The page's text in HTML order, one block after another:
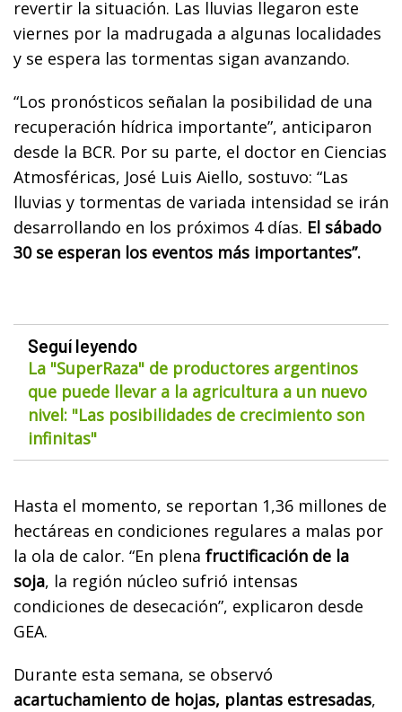
revertir la situación. Las lluvias llegaron este
viernes por la madrugada a algunas localidades
y se espera las tormentas sigan avanzando.
“Los pronósticos señalan la posibilidad de una
recuperación hídrica importante”, anticiparon
desde la BCR. Por su parte, el doctor en Ciencias
Atmosféricas, José Luis Aiello, sostuvo: “Las
lluvias y tormentas de variada intensidad se irán
desarrollando en los próximos 4 días. El sábado
30 se esperan los eventos más importantes”.
Seguí leyendo
La "SuperRaza" de productores argentinos
que puede llevar a la agricultura a un nuevo
nivel: "Las posibilidades de crecimiento son
infinitas"
Hasta el momento, se reportan 1,36 millones de
hectáreas en condiciones regulares a malas por
la ola de calor. “En plena fructificación de la
soja, la región núcleo sufrió intensas
condiciones de desecación”, explicaron desde
GEA.
Durante esta semana, se observó
acartuchamiento de hojas, plantas estresadas,